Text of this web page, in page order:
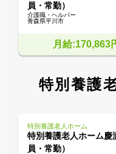
員・常勤）
介護職・ヘルパー
青森県平川市
月給:170,863
特別養護
特別養護老人ホーム
特別養護老人ホーム慶
員・常勤）